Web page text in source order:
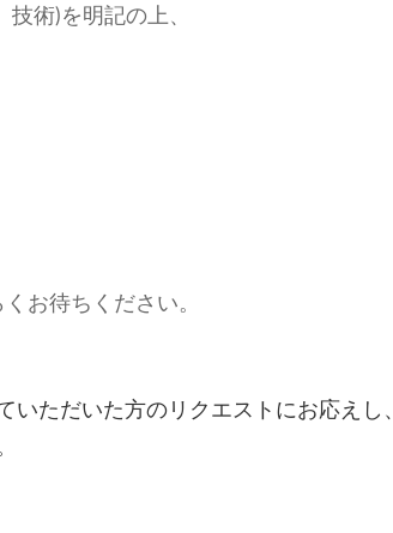
術)を明記の上、
お待ちください。
ただいた方のリクエストにお応えし、